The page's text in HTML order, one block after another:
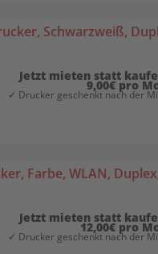
Schwarzweiß,
Jetzt mieten statt
9,00€ pro
✓ Drucker geschenkt nach der
Farbe, WLAN,
Jetzt mieten statt
12,00€ pro
✓ Drucker geschenkt nach der